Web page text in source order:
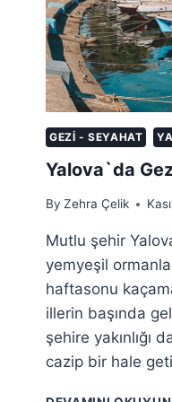
GEZI - SEYAHAT
Yalova`da
By Zehra Çelik
Mutlu şehir
yemyeşil
haftasonu
illerin başında
şehire yakınlığı
cazip bir hale